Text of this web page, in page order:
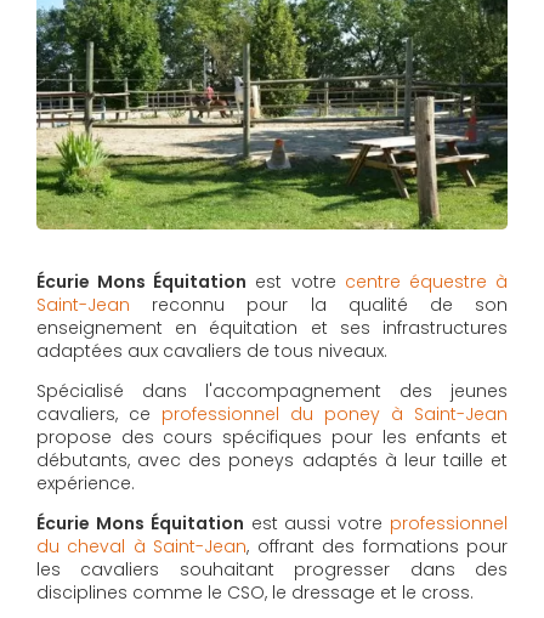
Écurie Mons Équitation est votre centre équestre à
Saint-Jean reconnu pour la qualité de son
enseignement en équitation et ses infrastructures
adaptées aux cavaliers de tous niveaux.
Spécialisé dans l'accompagnement des jeunes
cavaliers, ce professionnel du poney à Saint-Jean
propose des cours spécifiques pour les enfants et
débutants, avec des poneys adaptés à leur taille et
expérience.
Écurie Mons Équitation est aussi votre professionnel
du cheval à Saint-Jean, offrant des formations pour
les cavaliers souhaitant progresser dans des
disciplines comme le CSO, le dressage et le cross.